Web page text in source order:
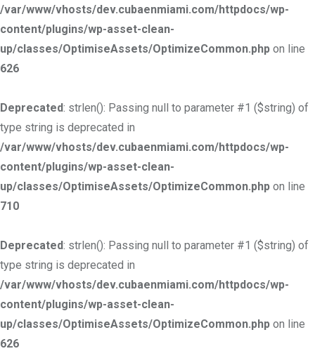
/var/www/vhosts/dev.cubaenmiami.com/httpdocs/wp-
content/plugins/wp-asset-clean-
up/classes/OptimiseAssets/OptimizeCommon.php on line
626
Deprecated: strlen(): Passing null to parameter #1 ($string) of
type string is deprecated in
/var/www/vhosts/dev.cubaenmiami.com/httpdocs/wp-
content/plugins/wp-asset-clean-
up/classes/OptimiseAssets/OptimizeCommon.php on line
710
Deprecated: strlen(): Passing null to parameter #1 ($string) of
type string is deprecated in
/var/www/vhosts/dev.cubaenmiami.com/httpdocs/wp-
content/plugins/wp-asset-clean-
up/classes/OptimiseAssets/OptimizeCommon.php on line
626